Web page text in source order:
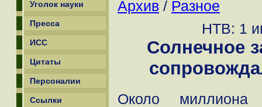
Уголок науки
Пресса
ИСС
Цитаты
Персоналии
Ссылки
Архив / Разное
НТВ: 1
Солнечное
Около миллиона